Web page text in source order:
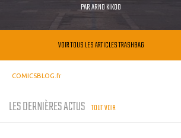
PARARNO KIKOO
VOIR TOUS LES ARTICLES TRASHBAG
COMICSBLOG.fr
LES DERNIÈRES ACTUS TOUT VOIR